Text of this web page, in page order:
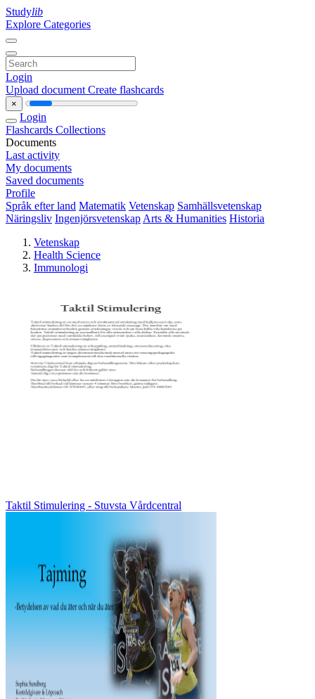
Studylib
Explore Categories
Login
Upload document Create flashcards
×
Login
Flashcards Collections
Documents
Last activity
My documents
Saved documents
Profile
Språk efter land Matematik Vetenskap Samhällsvetenskap
Näringsliv Ingenjörsvetenskap Arts & Humanities Historia
Vetenskap
Health Science
Immunologi
Taktil Stimulering - Stuvsta Vårdcentral